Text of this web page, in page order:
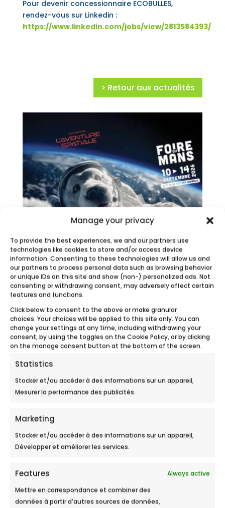
Manage your privacy
To provide the best experiences, we and our partners use
technologies like cookies to store and/or access device
information. Consenting to these technologies will allow us and
our partners to process personal data such as browsing behavior
or unique IDs on this site and show (non-) personalized ads. Not
consenting or withdrawing consent, may adversely affect certain
features and functions.
Click below to consent to the above or make granular
choices. Your choices will be applied to this site only. You can
change your settings at any time, including withdrawing your
consent, by using the toggles on the Cookie Policy, or by clicking
on the manage consent button at the bottom of the screen.
Statistics
Stocker et/ou accéder à des informations sur un appareil,
Mesurer la performance des publicités.
Marketing
Stocker et/ou accéder à des informations sur un appareil,
Développer et améliorer les services.
Features
Always active
Mettre en correspondance et combiner des
données à partir d’autres sources de données,
Pour devenir concessionnaire ECOBULLES,
rendez-vous sur Linkedin :
https://www.linkedin.com/jobs/view/2813584393/
> Retour aux actualités
FOIRE DU MANS
Ecobulles Sarthe participera à la foire du
Mans du 10 au 14 septembre 2026....